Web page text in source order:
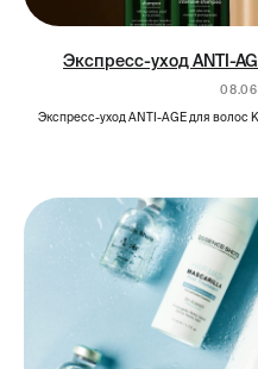
Экспресс-уход ANTI-
Экспресс-уход ANTI-AGE для волос